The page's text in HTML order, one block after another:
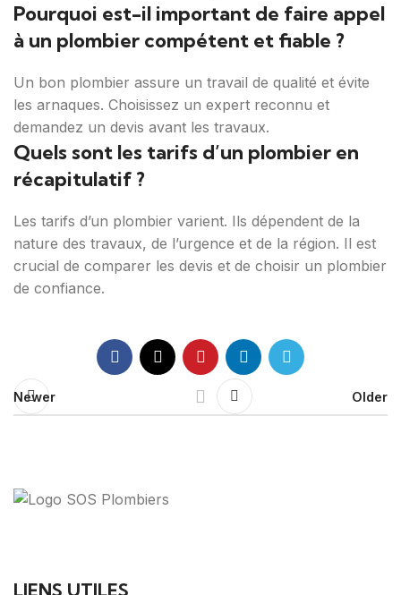
Pourquoi est-il important de faire appel
à un plombier compétent et fiable ?
Un bon plombier assure un travail de qualité et évite
les arnaques. Choisissez un expert reconnu et
demandez un devis avant les travaux.
Quels sont les tarifs d’un plombier en
récapitulatif ?
Les tarifs d’un plombier varient. Ils dépendent de la
nature des travaux, de l’urgence et de la région. Il est
crucial de comparer les devis et de choisir un plombier
de confiance.
Newer Older
LIENS UTILES